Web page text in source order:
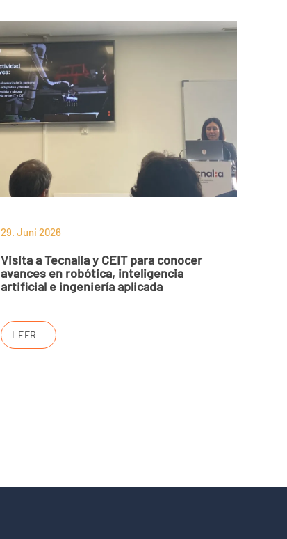
29. Juni 2026
Visita a Tecnalia y CEIT para conocer
avances en robótica, inteligencia
artificial e ingeniería aplicada
LEER +